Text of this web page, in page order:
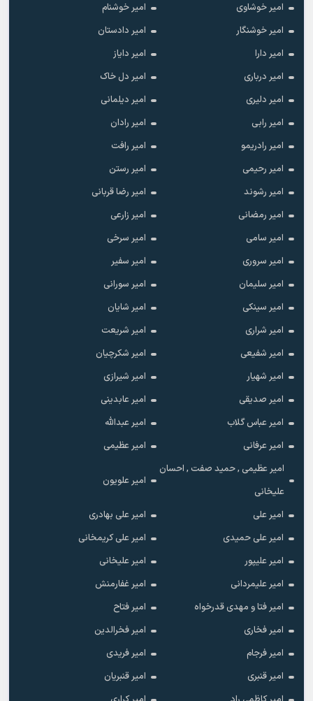
امیر خوشاوی
امیر خوشنام
امیر خوشنگار
امیر دادستان
امیر دارا
امیر دایاز
امیر درباری
امیر دل خاک
امیر دلیری
امیر دیلمانی
امیر رابی
امیر رادان
امیر رادریمو
امیر رافت
امیر رحیمی
امیر رستن
امیر رشوند
امیر رضا قربانی
امیر رمضانی
امیر زارعی
امیر سامی
امیر سرخی
امیر سروری
امیر سفیر
امیر سلیمان
امیر سورانی
امیر سینکی
امیر شایان
امیر شراری
امیر شریعت
امیر شفیعی
امیر شکرچیان
امیر شهیار
امیر شیرازی
امیر صدیقی
امیر عابدینی
امیر عباس گلاب
امیر عبدالله
امیر عرفانی
امیر عظیمی
امیر عظیمی , حمید صفت , احسان
علیخانی
امیر علویون
امیر علی
امیر علی بهادری
امیر علی حمیدی
امیر علی کریمخانی
امیر علیپور
امیر علیخانی
امیر علیمردانی
امیر غفارمنش
امیر فتا و مهدی قدرخواه
امیر فتاح
امیر فخاری
امیر فخرالدین
امیر فرجام
امیر فریدی
امیر قنبری
امیر قنبریان